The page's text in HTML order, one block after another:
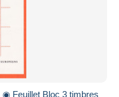
Feuillet Bloc 3 timbres